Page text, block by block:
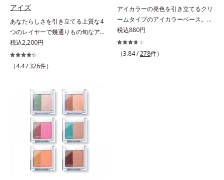
アイズ
あなたらしさを引き立てる上質な4
つのレイヤーで幾通りもの旬なアイ
メイクが叶う。上質なテクスチャー
と多様なカラーリングで、似合うを
知る＆楽しさを引き出す、4色のア
た配色だから重ねてもくすまず、簡
単に印象的な目元が完成します。2
色だけを使って簡単に。3色使って
印象的に。4色全部使えば可能性は
無限大。もちろん単色使いもOK！
あなたらしさを引き立てる4つのレ
イヤーで、幾通りもの旬なアイメイ
クをお楽しみください。
税込2,200円
（4.4 /326件）
アイカラーの発色を引き立てるクリ
ームタイプのアイカラーベース。ア
イカラーの発色とツヤめきを最大限
に引き立てる、クリームタイプのア
イカラーベースです。アイカラーの
税込880円
（3.84 /278件）